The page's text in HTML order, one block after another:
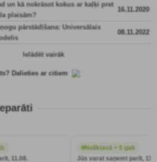
un kā nokrāsot kokus ar kaļķi pret
plaisām?
16.11.2020
pārstādīšana: Universālais
08.11.2022
Ielādēt vairāk
Dalieties ar citiem
11.08.
Noliktavā > 5 gab
Jūs varat saņemt parīt,